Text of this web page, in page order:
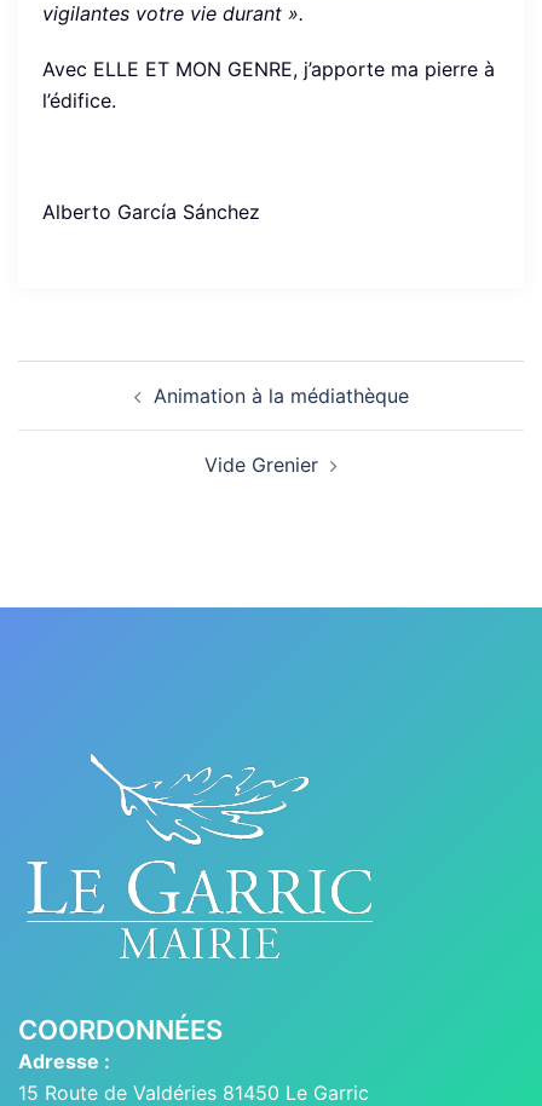
vigilantes votre vie durant ».
Avec ELLE ET MON GENRE, j’apporte ma pierre à
l’édifice.
Alberto García Sánchez
Animation à la médiathèque
Vide Grenier
COORDONNÉES
Adresse :
15 Route de Valdéries 81450 Le Garric